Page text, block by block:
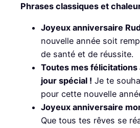
Phrases classiques et
Joyeux anniversaire
nouvelle année soit
de santé et de réussite.
Toutes mes félicitations
jour spécial ! Je te
pour cette nouvelle
Joyeux anniversaire
Que tous tes rêves se